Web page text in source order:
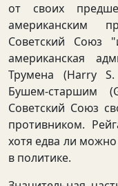
от своих
американским
Советский Союз
американская
Трумена (Harry
Бушем-старшим
Советский Союз
противником.
хотя едва ли
в политике.